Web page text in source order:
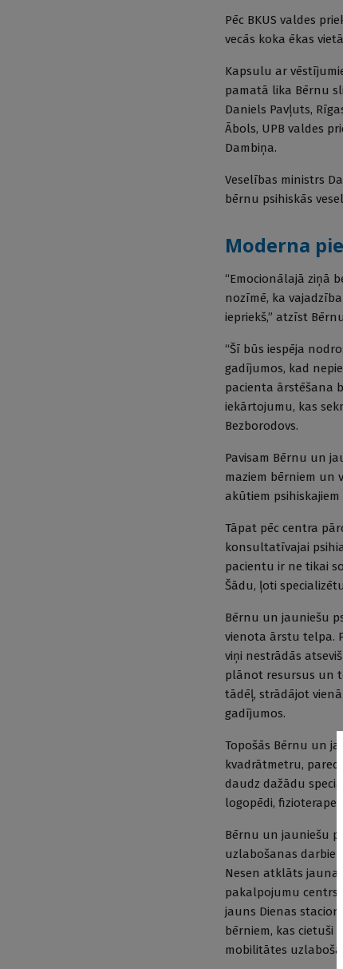
Pēc BKUS valdes
vecās koka ēkas
Kapsulu ar
pamatā lika Bērnu
Daniels Pavļuts,
Ābols, UPB valdes
Dambiņa.
Veselības ministrs
bērnu psihiskās
Moderna
“Emocionālajā ziņā
nozīmē, ka
iepriekš,” atzīst
“Šī būs iespēja
gadījumos, kad
pacienta ārstēšana
iekārtojumu, kas
Bezborodovs.
Pavisam Bērnu un
maziem bērniem un
akūtiem
Tāpat pēc centra
konsultatīvajai
pacientu ir ne tikai
Šādu, ļoti
Bērnu un jauniešu
vienota ārstu telpa.
viņi nestrādās
plānot resursus un
tādēļ, strādājot
gadījumos.
Topošās Bērnu un
kvadrātmetru,
daudz dažādu
logopēdi,
Bērnu un jauniešu
uzlabošanas
Nesen atklāts
pakalpojumu centrs
jauns Dienas
bērniem, kas cietuši
mobilitātes